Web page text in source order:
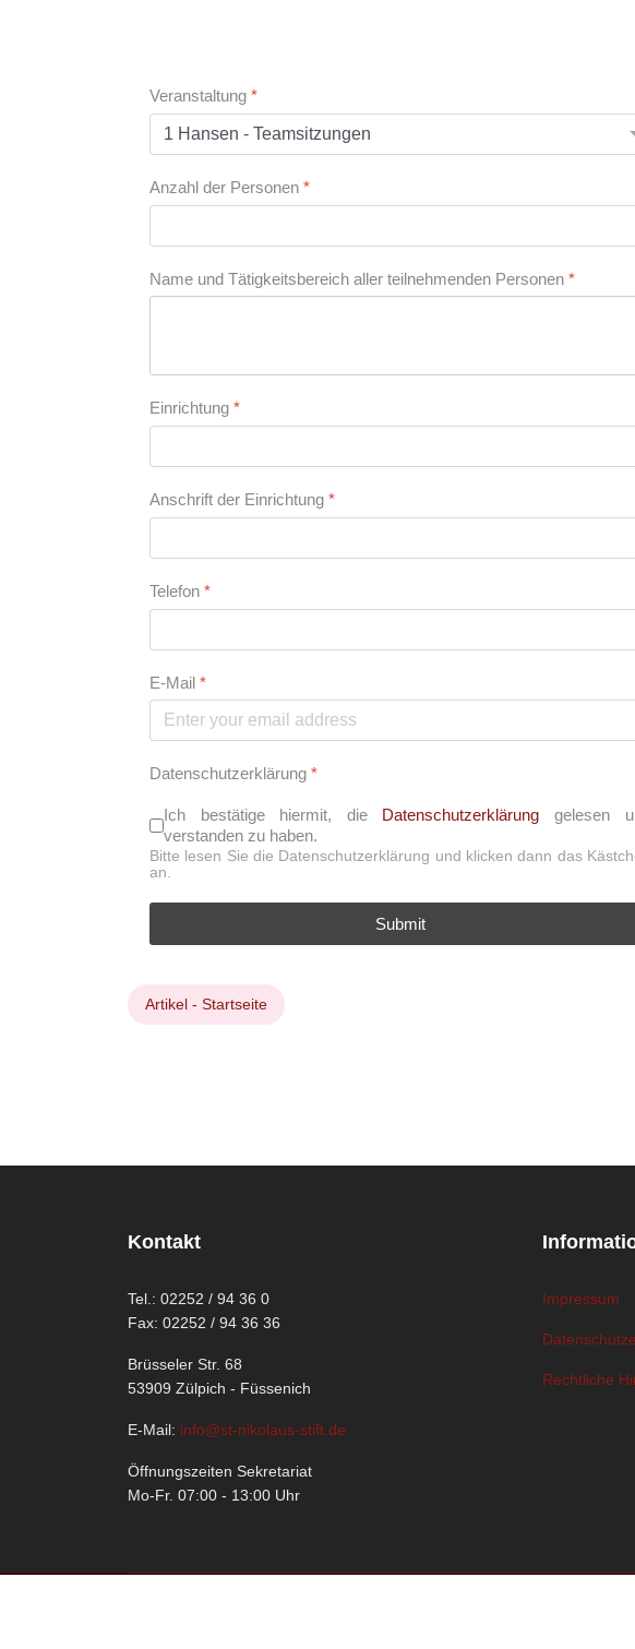
Veranstaltung *
Anzahl der Personen *
Name und Tätigkeitsbereich aller teilnehmenden Personen *
Einrichtung *
Anschrift der Einrichtung *
Telefon *
E-Mail *
Datenschutzerklärung *
Ich bestätige hiermit, die Datenschutzerklärung gelesen
verstanden zu haben.
Bitte lesen Sie die Datenschutzerklärung und klicken dann das
an.
Submit
Artikel - Startseite
Kontakt
Tel.: 02252 / 94 36 0
Fax: 02252 / 94 36 36
Brüsseler Str. 68
53909 Zülpich - Füssenich
E-Mail: info@st-nikolaus-stift.de
Öffnungszeiten Sekretariat
Mo-Fr. 07:00 - 13:00 Uhr
Impressum
Rechtliche